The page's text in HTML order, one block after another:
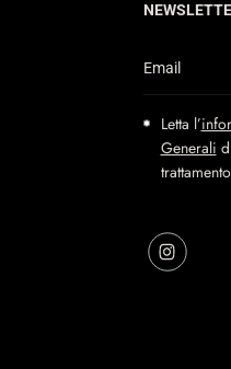
Letta l’
Generali